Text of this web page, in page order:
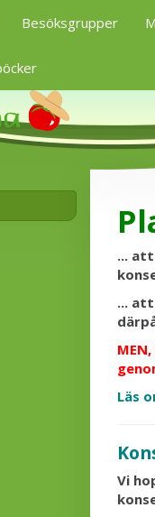
Besöksgrupper
...
...
Läs
Vi